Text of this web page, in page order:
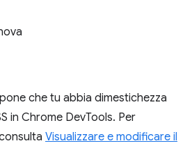
che tu abbia dimestichezza
in Chrome DevTools. Per
Visualizzare e modificare il